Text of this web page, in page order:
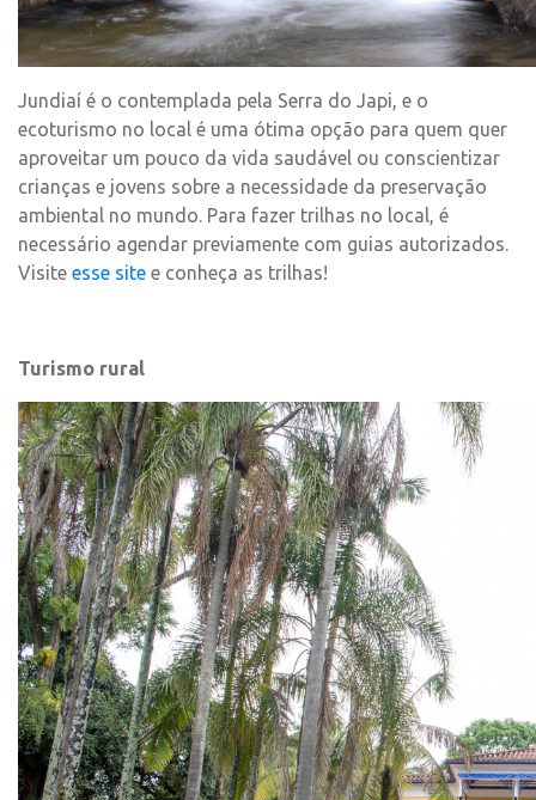
Jundiaí é o contemplada pela Serra do Japi, e o
ecoturismo no local é uma ótima opção para quem quer
aproveitar um pouco da vida saudável ou conscientizar
crianças e jovens sobre a necessidade da preservação
ambiental no mundo. Para fazer trilhas no local, é
necessário agendar previamente com guias autorizados.
Visite esse site e conheça as trilhas!
Turismo rural